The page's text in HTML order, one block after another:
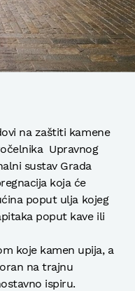
na zaštiti kamene
Upravnog
sustav Grada
koja će
poput ulja kojeg
poput kave ili
koje kamen upija, a
na trajnu
ispiru.